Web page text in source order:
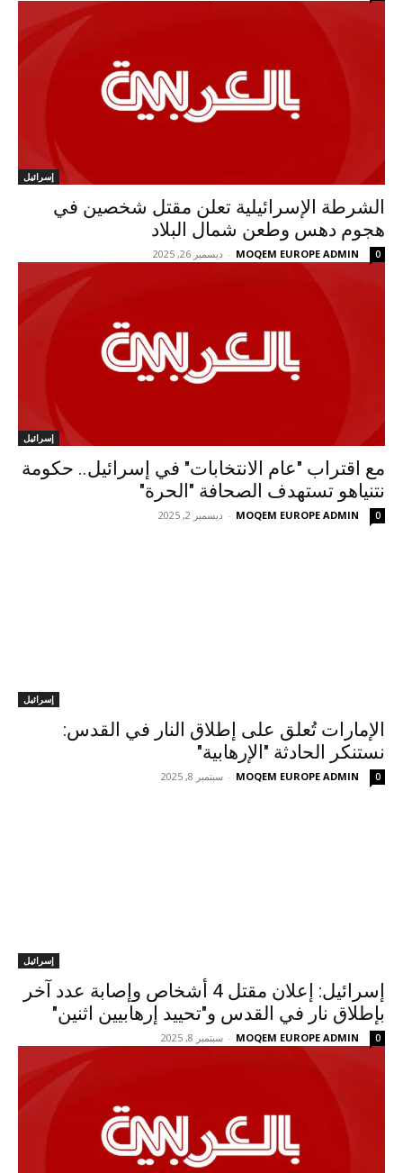
إسرائيل
الشرطة الإسرائيلية تعلن مقتل شخصين في
هجوم دهس وطعن شمال البلاد
MOQEM EUROPE ADMIN
- ديسمبر 26, 2025 0
إسرائيل
مع اقتراب "عام الانتخابات" في إسرائيل.. حكومة
نتنياهو تستهدف الصحافة "الحرة"
MOQEM EUROPE ADMIN
- ديسمبر 2, 2025 0
إسرائيل
الإمارات تُعلق على إطلاق النار في القدس:
نستنكر الحادثة "الإرهابية"
MOQEM EUROPE ADMIN
- سبتمبر 8, 2025 0
إسرائيل
إسرائيل: إعلان مقتل 4 أشخاص وإصابة عدد آخر
بإطلاق نار في القدس و"تحييد إرهابيين اثنين"
MOQEM EUROPE ADMIN
- سبتمبر 8, 2025 0